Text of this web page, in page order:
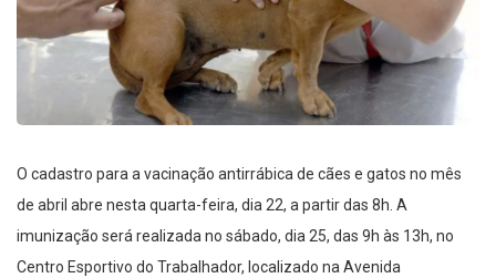
O cadastro para a vacinação antirrábica de cães e gatos no mês
de abril abre nesta quarta-feira, dia 22, a partir das 8h. A
imunização será realizada no sábado, dia 25, das 9h às 13h, no
Centro Esportivo do Trabalhador, localizado na Avenida